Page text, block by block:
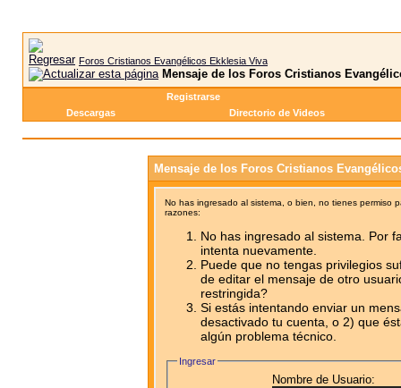
Foros Cristianos Evangélicos Ekklesia Viva
Mensaje de los Foros Cristianos
Registrarse
Descargas
Directorio de Videos
Mensaje de los Foros Cristianos
No has ingresado al sistema, o bien, no tienes permiso
razones:
No has ingresado al sistema. Por
intenta nuevamente.
Puede que no tengas privilegios
de editar el mensaje de otro
restringida?
Si estás intentando enviar un
desactivado tu cuenta, o 2) que
algún problema técnico.
Ingresar
Nombre de Usuario: